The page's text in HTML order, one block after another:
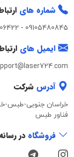
شماره های
09105480845
-
ایمیل های
آدرس شرکت
خراسان جنوبی-طبس-
فناور طبس
فروشگاه در